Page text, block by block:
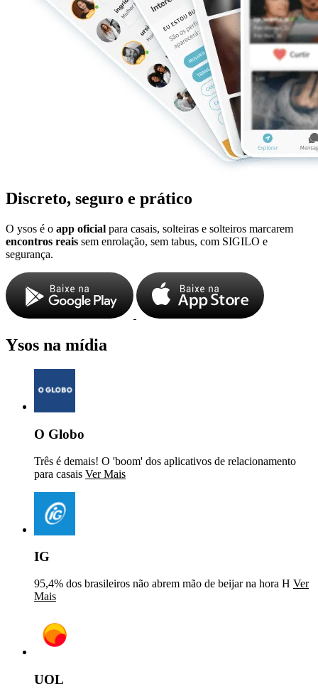
Discreto, seguro e prático
O ysos é o app oficial para casais, solteiras e solteiros marcarem
encontros reais sem enrolação, sem tabus, com SIGILO e
segurança.
Ysos na mídia
O Globo
Três é demais! O 'boom' dos aplicativos de relacionamento
para casais Ver Mais
IG
95,4% dos brasileiros não abrem mão de beijar na hora H Ver
Mais
UOL